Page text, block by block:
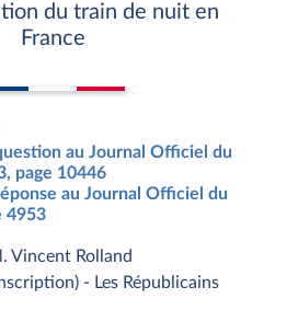
du train de nuit en
France
au Journal Officiel du
page 10446
au Journal Officiel du
4953
Vincent Rolland
- Les Républicains